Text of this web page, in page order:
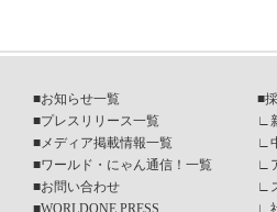
■お知らせ一覧
■プレスリリース一覧
■メディア掲載情報一覧
■ワールド・にゃん通信！一覧
■お問い合わせ
■
∟
∟
∟
∟